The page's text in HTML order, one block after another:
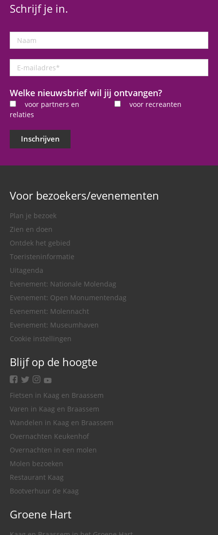
Schrijf je in.
Naam
mailadres
Welke nieuwsbrief wil jij ontvangen?
voor partners en
relaties
voor recreanten
Inschrijven
Voor bezoekers/evenementen
Plan je bezoek
Zien en doen
Ontdek het gebied
Toeristeninformatie
Uitagenda
Evenement: Nationale Molendag
Evenement: Open Monumentendag
Evenement: Molennacht
Evenement: Museumhaven
Cookie instellingen
Blijf op de hoogte
facebook
twitterinstagram
youtube
Fietsen in Kaag en Braassem
Varen in Kaag en Braassem
Wandelen in Kaag en Braassem
Overnachten Keukenhof
Overnachten in een molen
Molen bezoeken
Restaurant Kaag
Bootverhuur de Kaag
Groene Hart